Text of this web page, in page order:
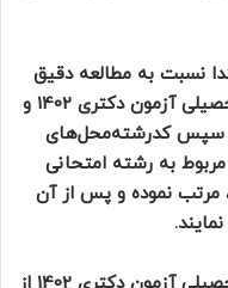
نسبت به مطالعه دقیق
دفترچه راهنمای انتخاب رشته های تحصیلی آزمون دکتری 1402 و
سپس کدرشته‌محل‌های
به رشته امتحانی
مرتب نموده و پس از آن